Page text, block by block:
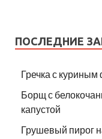
ПОСЛЕДНИЕ
Гречка с
Борщ с
капустой
Грушевый пирог